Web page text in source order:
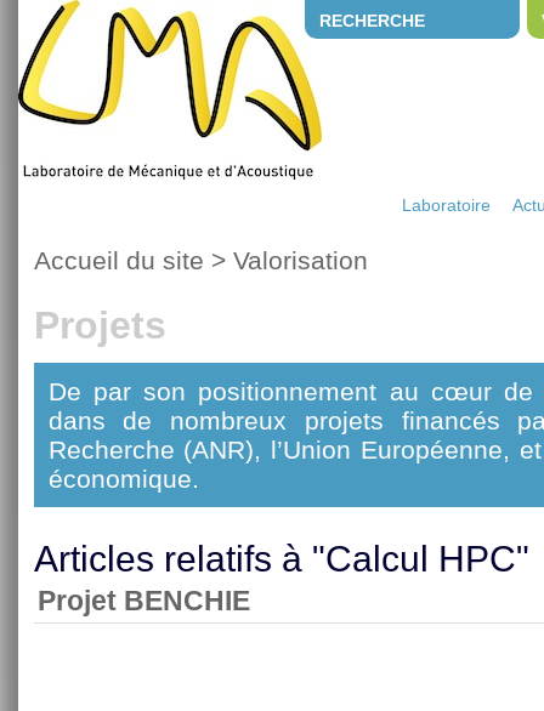
RECHERCHE
Laboratoire
Accueil du site > Valorisation
Projets
De par son positionnement au cœur de
dans de nombreux projets financés
Recherche (ANR), l’Union Européenne,
économique.
Articles relatifs à "Calcul HPC"
Projet BENCHIE